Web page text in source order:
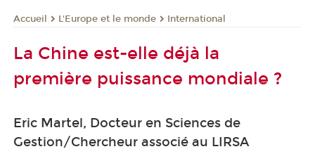
Accueil L'Europe et le monde International
La Chine est-elle déjà la
première puissance mondiale ?
Eric Martel, Docteur en Sciences de
Gestion/Chercheur associé au LIRSA